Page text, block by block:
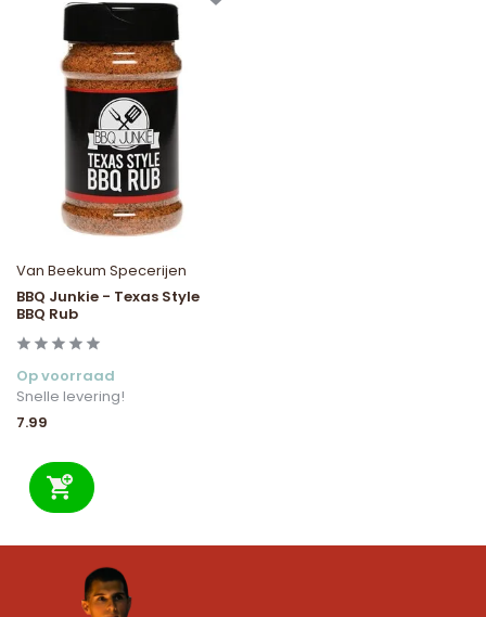
Van Beekum Specerijen
BBQ Junkie - Texas Style
BBQ Rub
Op voorraad
Snelle levering!
7.99